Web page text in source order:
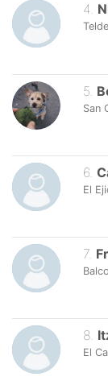
4.
Telde
5
San
6
El
7.
8.
El